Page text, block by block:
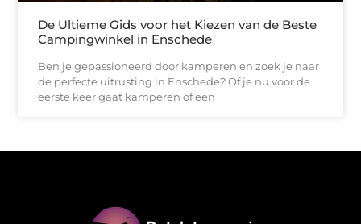
De Ultieme Gids voor het Kiezen van de Beste
Campingwinkel in Enschede
Ben je gepassioneerd door kamperen en zoek je naar
de perfecte uitrusting in Enschede? Of je nu voor de
eerste keer gaat kamperen of een